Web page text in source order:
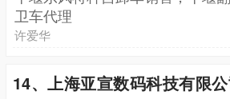
卫车代理
许爱华
14、上海亚宣数码科技有限